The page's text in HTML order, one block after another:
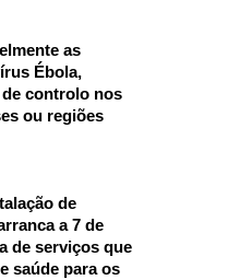
as
Ébola,
controlo nos
ou regiões
de
a 7 de
de serviços que
saúde para os